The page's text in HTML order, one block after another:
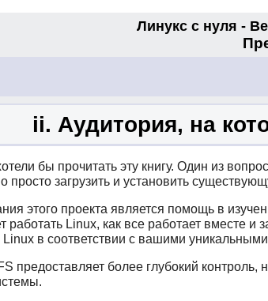
Линукс с нуля -
ii. Аудитория, на
бы прочитать эту книгу. Один из
загрузить и установить
этого проекта является помощь в
работать Linux, как все работает вместе
Linux в соответствии с вашими
предоставляет более глубокий